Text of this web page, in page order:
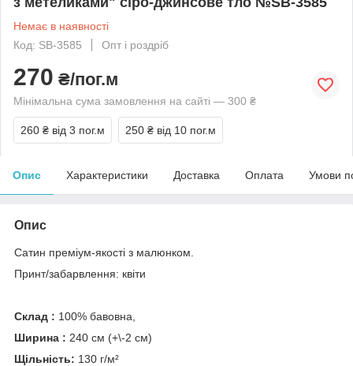
Немає в наявності
Код: SB-3585
Опт і роздріб
270 ₴/пог.м
Мінімальна сума замовлення на сайті — 300 ₴
260 ₴ від 3 пог.м 250 ₴ від 10 пог.м
Опис Характеристики Доставка Оплата Умови
Опис
Сатин преміум-якості з малюнком.
Принт/забарвлення: квіти
Склад : 100% бавовна,
Ширина : 240 см (+\-2 см)
Щільність: 130 г/м²